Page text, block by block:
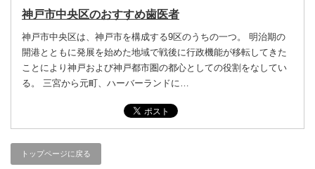
神戸市中央区のおすすめ歯医者
神戸市中央区は、神戸市を構成する9区のうちの一つ。 明治期の
開港とともに発展を始めた地域で戦後に行政機能が移転してきた
ことにより神戸および神戸都市圏の都心としての役割をなしてい
る。 三宮から元町、ハーバーランドに…
トップページに戻る